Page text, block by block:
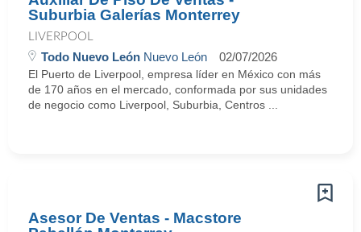
Suburbia Galerías Monterrey
LIVERPOOL
Todo Nuevo León Nuevo León 02/07/2026
El Puerto de Liverpool, empresa líder en México con más
de 170 años en el mercado, conformada por sus unidades
de negocio como Liverpool, Suburbia, Centros ...
Asesor De Ventas - Macstore